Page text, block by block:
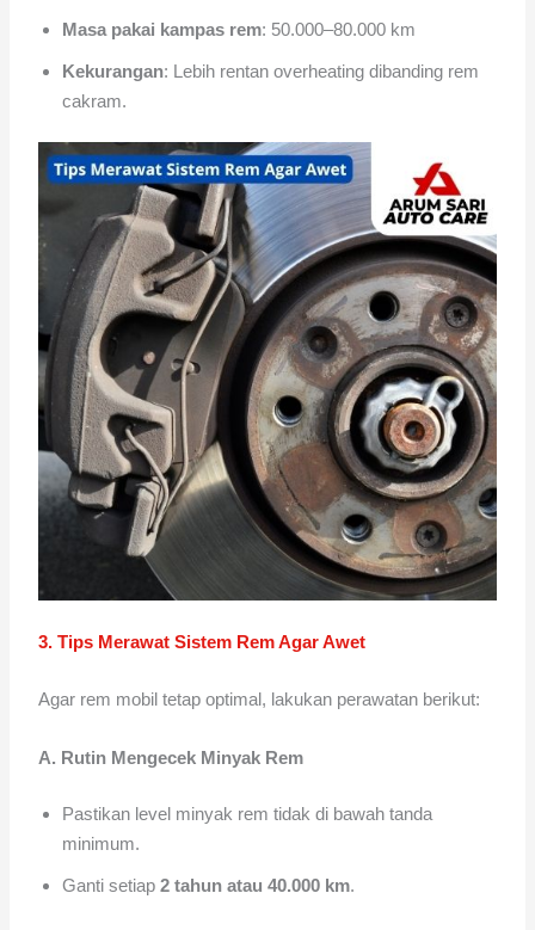
Masa pakai kampas rem: 50.000–80.000 km
Kekurangan: Lebih rentan overheating dibanding rem
cakram.
3. Tips Merawat Sistem Rem Agar Awet
Agar rem mobil tetap optimal, lakukan perawatan berikut:
A. Rutin Mengecek Minyak Rem
Pastikan level minyak rem tidak di bawah tanda
minimum.
Ganti setiap2 tahun atau 40.000 km.